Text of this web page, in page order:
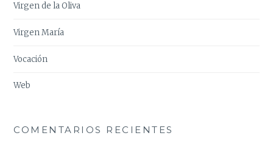
Virgen de la Oliva
Virgen María
Vocación
Web
COMENTARIOS RECIENTES